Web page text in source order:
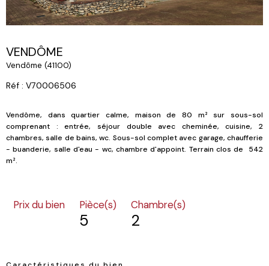
VENDÔME
Vendôme (41100)
Réf : V70006506
Vendôme, dans quartier calme, maison de 80 m² sur sous-sol
comprenant : entrée, séjour double avec cheminée, cuisine, 2
chambres, salle de bains, wc. Sous-sol complet avec garage, chaufferie
- buanderie, salle d'eau - wc, chambre d'appoint. Terrain clos de 542
m².
Prix du bien Pièce(s)
5
Chambre(s)
2